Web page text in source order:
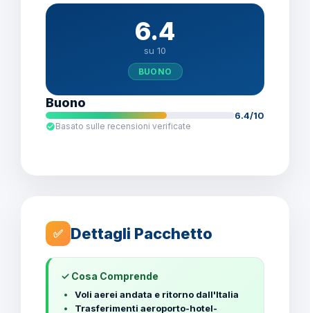
6.4
su 10
BUONO
Buono
6.4/10
Basato sulle recensioni verificate
✅ Dettagli Pacchetto
✓ Cosa Comprende
Voli aerei andata e ritorno dall'Italia
Trasferimenti aeroporto-hotel-